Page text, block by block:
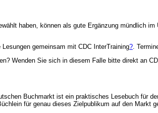
haben, können als gute Ergänzung mündlich im
gemeinsam mit CDC InterTraining? .
Wenden Sie sich in diesem Falle bitte direkt an
Buchmarkt ist ein praktisches Lesebuch für
für genau dieses Zielpublikum auf den Markt